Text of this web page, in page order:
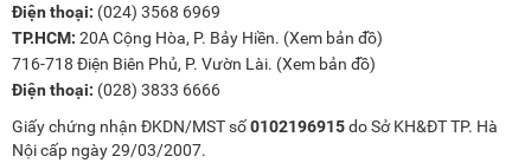
Điện thoại: (024) 3568 6969
TP.HCM: 20A Cộng Hòa, P. Bảy Hiền. (Xem bản đồ)
716-718 Điện Biên Phủ, P. Vườn Lài. (Xem bản đồ)
Điện thoại: (028) 3833 6666
Giấy chứng nhận ĐKDN/MST số0102196915do Sở KH&ĐT TP. Hà
Nội cấp ngày 29/03/2007.